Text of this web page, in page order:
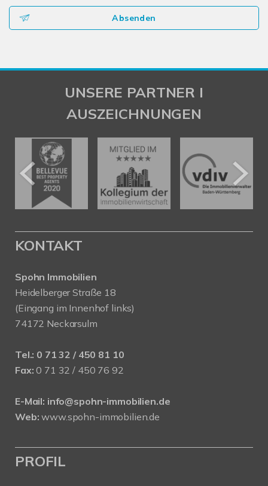
Absenden
UNSERE PARTNER I
AUSZEICHNUNGEN
KONTAKT
Spohn Immobilien
Heidelberger Straße 18
(Eingang im Innenhof links)
74172 Neckarsulm
Tel.: 0 71 32 / 450 81 10
Fax: 0 71 32 / 450 76 92
E-Mail: info@spohn-immobilien.de
Web: www.spohn-immobilien.de
PROFIL